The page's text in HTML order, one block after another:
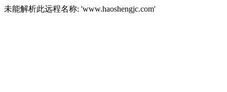
未能解析此远程名称: 'www.haoshengjc.com'